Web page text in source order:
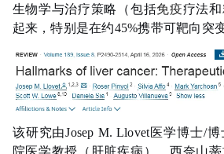
生物学与治疗策略（包括免疫疗法和
起来，特别是在约45%携带可靶向突
该研究由Josep M. Llovet医学博士/
院医学教授（肝脏疾病）、西奈山